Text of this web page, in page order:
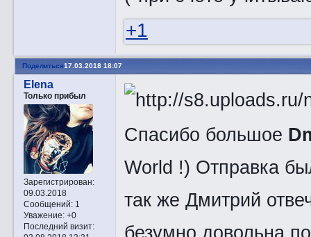
+1
Поделиться17.03.2018 18:07
Elena
Только прибыл
Зарегистрирован:
09.03.2018
Сообщений:1
Уважение: +0
Последний визит:
Спасибо большое
World !) Отправка
так же Дмитрий
безумно довольна